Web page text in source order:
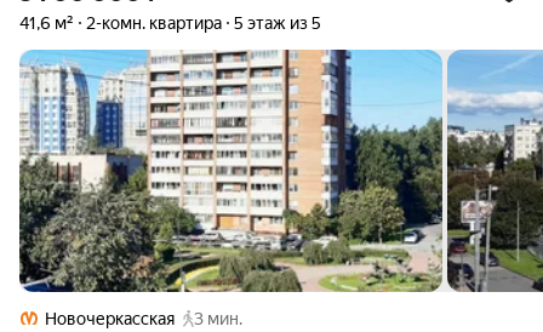
41,6 м² 2-комн. квартира 5 этаж из 5
Новочеркасская
3 мин.